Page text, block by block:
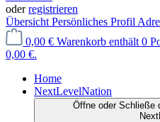
oderregistrieren
Übersicht Persönliches Profil
0,00 € Warenkorb enthält 0
0,00 €.
Home
NextLevelNation
Öffne oder Schließe